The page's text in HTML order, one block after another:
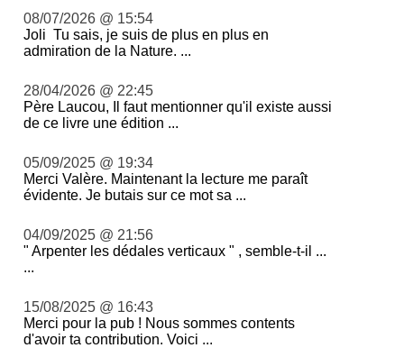
08/07/2026 @ 15:54
Joli Tu sais, je suis de plus en plus en
admiration de la Nature. ...
28/04/2026 @ 22:45
Père Laucou, Il faut mentionner qu'il existe aussi
de ce livre une édition ...
05/09/2025 @ 19:34
Merci Valère. Maintenant la lecture me paraît
évidente. Je butais sur ce mot sa ...
04/09/2025 @ 21:56
" Arpenter les dédales verticaux " , semble-t-il ...
...
15/08/2025 @ 16:43
Merci pour la pub ! Nous sommes contents
d'avoir ta contribution. Voici ...